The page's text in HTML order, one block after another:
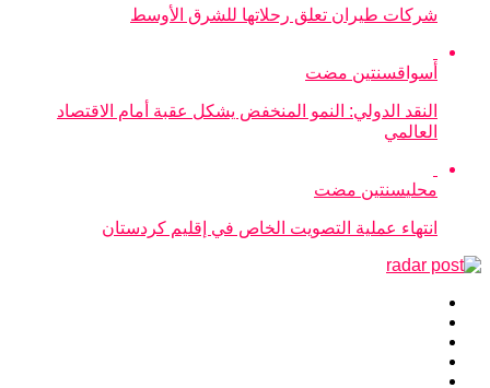
شركات طيران تعلق رحلاتها للشرق الأوسط
أسواقسنتين مضت
النقد الدولي: النمو المنخفض يشكل عقبة أمام الاقتصاد
العالمي
محليسنتين مضت
انتهاء عملية التصويت الخاص في إقليم كردستان